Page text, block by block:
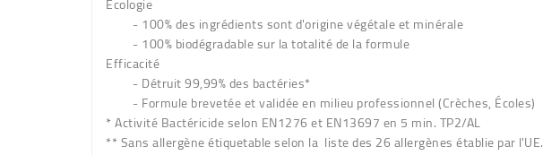
- 100% des ingrédients sont d'origine végétale et minérale
- 100% biodégradable sur la totalité de la formule
Efficacité
- Détruit 99,99% des bactéries*
- Formule brevetée et validée en milieu professionnel (Crèches, Écoles)
* Activité Bactéricide selon EN1276 et EN13697 en 5 min. TP2/AL
** Sans allergène étiquetable selon la liste des 26 allergènes établie par l'UE.